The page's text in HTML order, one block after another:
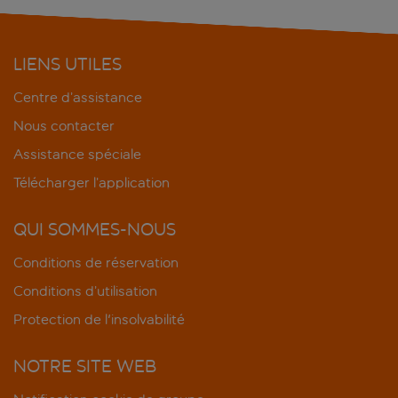
LIENS UTILES
Centre d’assistance
Nous contacter
Assistance spéciale
Télécharger l’application
QUI SOMMES-NOUS
Conditions de réservation
Conditions d’utilisation
Protection de l'insolvabilité
NOTRE SITE WEB